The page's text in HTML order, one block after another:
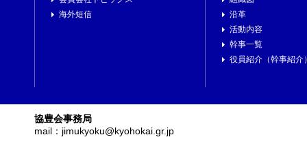
海外短信
沿革
活動内容
幹事一覧
役員紹介（幹事紹介
協豊会事務局
mail：jimukyoku@kyohokai.gr.jp